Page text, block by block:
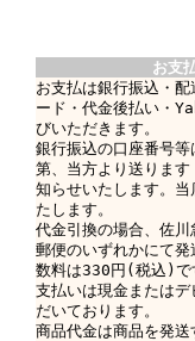
お支
お支払は銀行振込・
ード・代金後払い・
びいただきます。
銀行振込の口座番号
第、当方より送りま
知らせいたします。
たします。
代金引換の場合、佐
郵便のいずれかにて
数料は330円(税込)
支払いは現金または
だいております。
商品代金は商品を発